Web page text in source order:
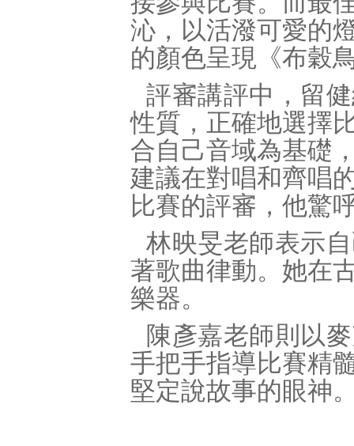
沁，以活潑可愛的
的顏色呈現《布穀
評審講評中，留
性質，正確地選擇
合自己音域為基礎
建議在對唱和齊唱
比賽的評審，他驚
林映旻老師表示
著歌曲律動。她在
樂器。
陳彥嘉老師則以
手把手指導比賽精
堅定說故事的眼神